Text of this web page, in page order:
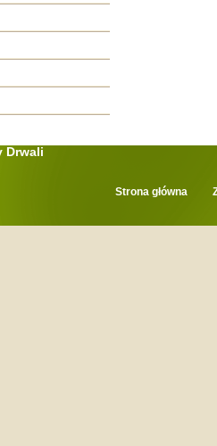
Drwali
Strona główna